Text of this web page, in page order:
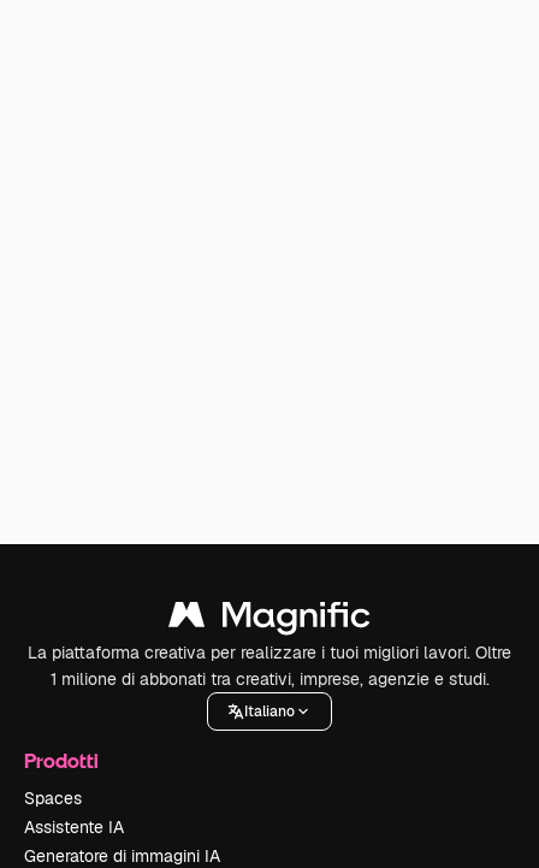
La piattaforma creativa per realizzare i tuoi migliori lavori. Oltre
1 milione di abbonati tra creativi, imprese, agenzie e studi.
Italiano
Prodotti
Spaces
Assistente IA
Generatore di immagini IA